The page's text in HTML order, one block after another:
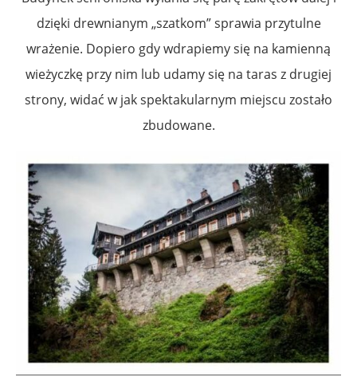
dzięki drewnianym „szatkom” sprawia przytulne
wrażenie. Dopiero gdy wdrapiemy się na kamienną
wieżyczkę przy nim lub udamy się na taras z drugiej
strony, widać w jak spektakularnym miejscu zostało
zbudowane.